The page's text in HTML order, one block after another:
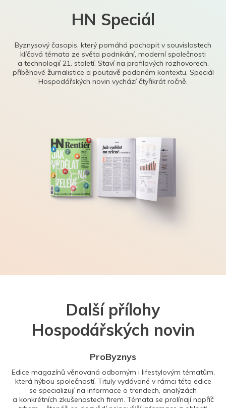
HN Speciál
Byznysový časopis, který pomáhá pochopit v souvislostech
klíčová témata ze světa podnikání, moderní společnosti
a technologií 21. století. Staví na profilových rozhovorech,
příběhové žurnalistice a poutavě podaném kontextu. Speciál
Hospodářských novin vychází čtyřikrát ročně.
Další přílohy
Hospodářských novin
ProByznys
Edice magazínů věnovaná odborným i lifestylovým tématům,
která hýbou společností. Tituly vydávané v rámci této edice
se specializují na informace o trendech, analýzách
a konkrétních zkušenostech firem. Témata se prolínají napříč